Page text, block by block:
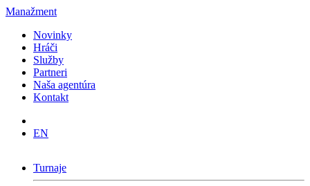
Manažment
Novinky
Hráči
Služby
Partneri
Naša agentúra
Kontakt
EN
Turnaje